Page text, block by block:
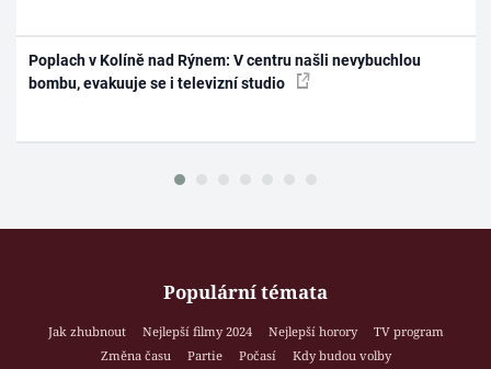
Poplach v Kolíně nad Rýnem: V centru našli nevybuchlou
bombu, evakuuje se i televizní studio
Populární témata
Jak zhubnout Nejlepší filmy 2024 Nejlepší horory
TV program
Změna času
Partie Počasí
Kdy budou volby